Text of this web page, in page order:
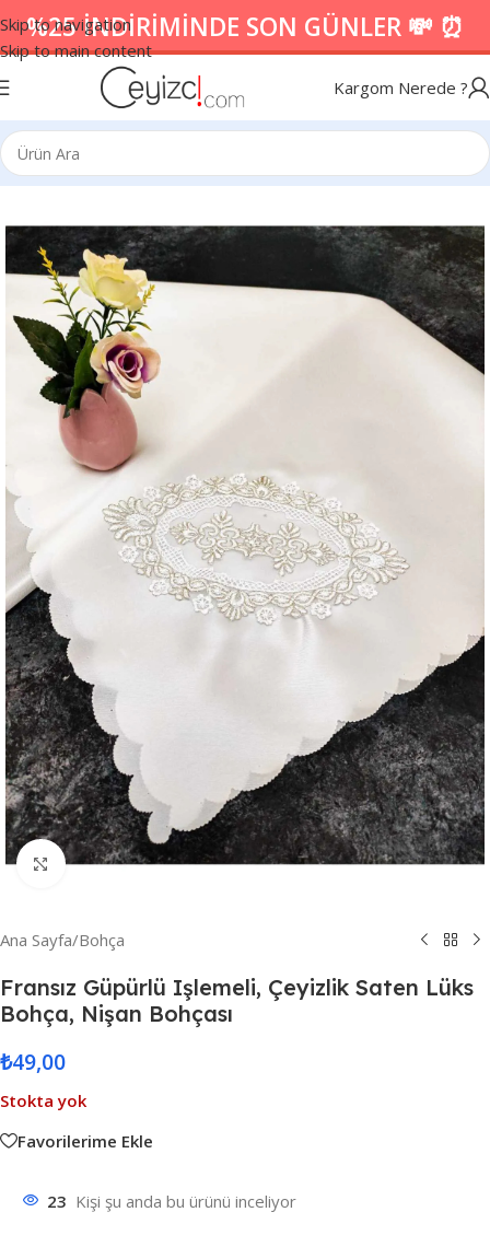
Skip to navigation
Skip to main content
%25 İNDİRİMİNDE SON GÜNLER 💸 ⏰
Kargom Nerede ?
Resmi Büyüt
Ana Sayfa/Bohça
Fransız Güpürlü Işlemeli, Çeyizlik Saten Lüks
Bohça, Nişan Bohçası
₺49,00
Stokta yok
Favorilerime Ekle
23 Kişi şu anda bu ürünü inceliyor